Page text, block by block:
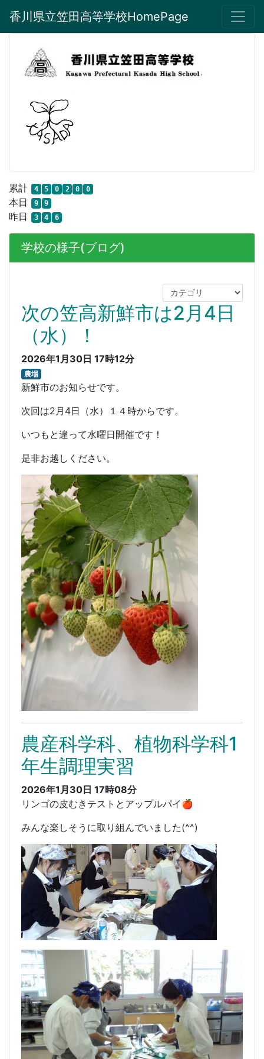
香川県立笠田高等学校HomePage
累計 4 5 0 2 0 0
本日 9 9
昨日 3 4 6
学校の様子(ブログ)
次の笠高新鮮市は2月4日
（水）！
2026年1月30日 17時12分
農場
新鮮市のお知らせです。
次回は2月4日（水）１４時からです。
いつもと違って水曜日開催です！
是非お越しください。
農産科学科、植物科学科1
年生調理実習
2026年1月30日 17時08分
リンゴの皮むきテストとアップルパイ🍎
みんな楽しそうに取り組んでいました(^^)